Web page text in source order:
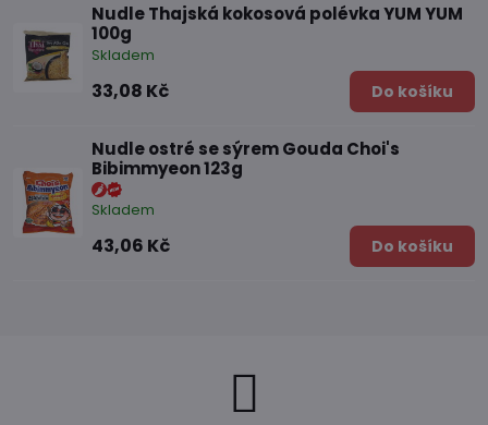
Nudle Thajská kokosová polévka YUM YUM
100g
Skladem
33,08 Kč Do košíku
Nudle ostré se sýrem Gouda Choi's
Bibimmyeon 123g
Skladem
43,06 Kč Do košíku